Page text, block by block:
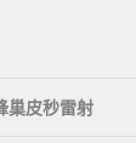
巢皮秒雷射